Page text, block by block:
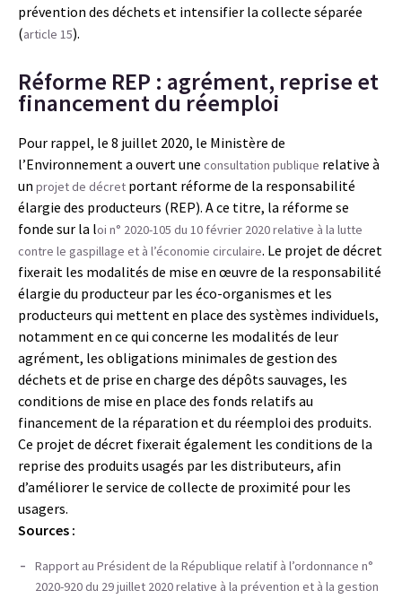
prévention des déchets et intensifier la collecte séparée
(article 15).
Réforme REP : agrément, reprise et
financement du réemploi
Pour rappel, le 8 juillet 2020, le Ministère de
l’Environnement a ouvert une consultation publique relative à
un projet de décret portant réforme de la responsabilité
élargie des producteurs (REP). A ce titre, la réforme se
fonde sur la loi n° 2020-105 du 10 février 2020 relative à la lutte
contre le gaspillage et à l’économie circulaire. Le projet de décret
fixerait les modalités de mise en œuvre de la responsabilité
élargie du producteur par les éco-organismes et les
producteurs qui mettent en place des systèmes individuels,
notamment en ce qui concerne les modalités de leur
agrément, les obligations minimales de gestion des
déchets et de prise en charge des dépôts sauvages, les
conditions de mise en place des fonds relatifs au
financement de la réparation et du réemploi des produits.
Ce projet de décret fixerait également les conditions de la
reprise des produits usagés par les distributeurs, afin
d’améliorer le service de collecte de proximité pour les
usagers.
Sources :
Rapport au Président de la République relatif à l’ordonnance n°
2020-920 du 29 juillet 2020 relative à la prévention et à la gestion